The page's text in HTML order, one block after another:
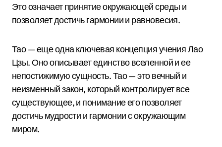
Это означает принятие окружающей среды и
позволяет достичь гармонии и равновесия.
Тао — еще одна ключевая концепция учения Лао
Цзы. Оно описывает единство вселенной и ее
непостижимую сущность. Тао — это вечный и
неизменный закон, который контролирует все
существующее, и понимание его позволяет
достичь мудрости и гармонии с окружающим
миром.